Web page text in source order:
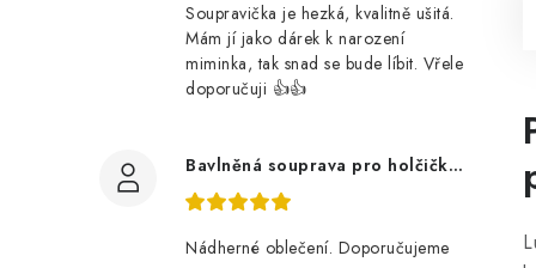
Soupravička je hezká, kvalitně ušitá.
Mám jí jako dárek k narození
miminka, tak snad se bude líbit. Vřele
doporučuji 👍👍
Bavlněná souprava pro holčičku, tmavé květy
Nádherné oblečení. Doporučujeme